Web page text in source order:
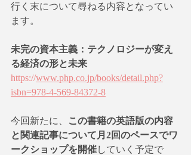
行く末について尋ねる内容となってい
ます。
未完の資本主義：テクノロジーが変え
る経済の形と未来
https://www.php.co.jp/books/detail.php?
isbn=978-4-569-84372-8
今回新たに、
この書籍の英語版の内容
と関連記事について月2回のペースでワ
ークショップを開催していく予定で